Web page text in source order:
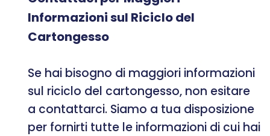
Informazioni sul Riciclo del
Cartongesso
Se hai bisogno di maggiori informazioni
sul riciclo del cartongesso, non esitare
a contattarci. Siamo a tua disposizione
per fornirti tutte le informazioni di cui hai